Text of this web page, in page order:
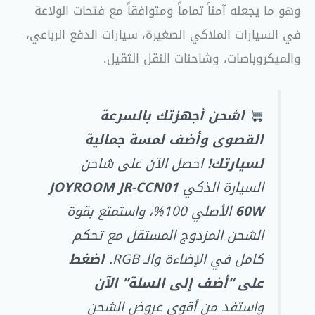
وهو ما يجعله آمناً تماماً ومتوافقاً مع فتحات الولاعة
في السيارات الملاكي الصغيرة، سيارات الدفع الرباعي،
والميكروباصات، وشاحنات النقل الثقيل.
اشحن أجهزتك بالسرعة
القصوى وأضف لمسة جمالية
لسيارتك!احصل الآن على شاحن
السيارة الذكيJOYROOM JR-CCN01
60W
الأصلي 100%، واستمتع بقوة
الشحن المزدوج المستقل مع تحكم
كامل في الإضاءة والـ RGB.
اضغط
على “أضف إلى السلة” الآن
واستفد من أقوى عروض الشحن